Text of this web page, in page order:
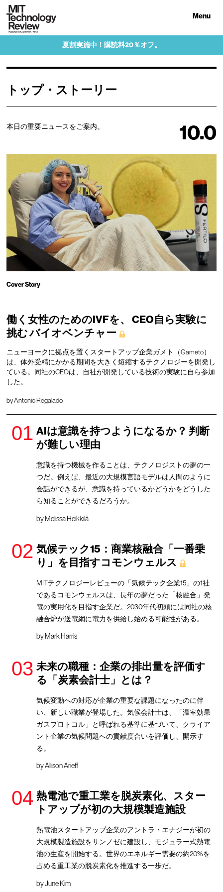
Menu
夏割実施中！購読料20％オフ。
トップ・ストーリー
本日の重要ニュースをご案内。 10.0
Cover Story
働く女性のためのIVFを、 CEO自ら実験に
挑む バイオベンチャー
ニューヨークに拠点を置くスタートアップ企業ガメト（Gameto）
は、体外受精にかかる期間を大きく短縮するテクノロジーを開発し
ている。同社のCEOは、自社が開発している技術の実験に自ら参加
した。
by Antonio Regalado
AIは意識を持つようになるか？ 判断
が難しい理由
意識を持つ機械を作ることは、テクノロジストの夢の一
つだ。例えば、最近の大規模言語モデルは人間のように
会話ができるが、意識を持っているかどうかをどうした
ら知ることができるだろうか。
byMelissa Heikkilä
気候テック15：商業核融合「一番乗
り」を目指すコモンウェルス
MITテクノロジーレビューの「気候テック企業15」の1社
であるコモンウェルスは、長年の夢だった「核融合」発
電の実用化を目指す企業だ。2030年代初頭には同社の核
融合炉が送電網に電力を供給し始める可能性がある。
byMark Harris
未来の職種：企業の排出量を評価す
る「炭素会計士」とは？
気候変動への対応が企業の重要な課題になったのに伴
い、新しい職業が登場した。気候会計士は、「温室効果
ガスプロトコル」と呼ばれる基準に基づいて、クライア
ント企業の気候問題への貢献度合いを評価し、開示す
る。
byAllison Arieff
熱電池で重工業を脱炭素化、スター
トアップが初の大規模製造施設
熱電池スタートアップ企業のアントラ・エナジーが初の
大規模製造施設をサンノゼに建設し、モジュラー式熱電
池の生産を開始する。世界のエネルギー需要の約20%を
占める重工業の脱炭素化を推進する一歩だ。
byJune Kim